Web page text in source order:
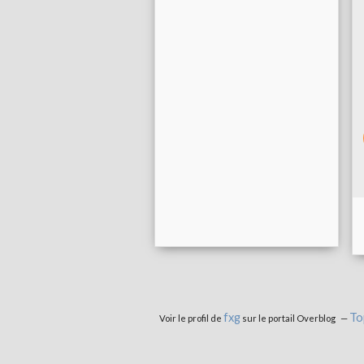
Voir le profil de fxgsur le portail Overblog